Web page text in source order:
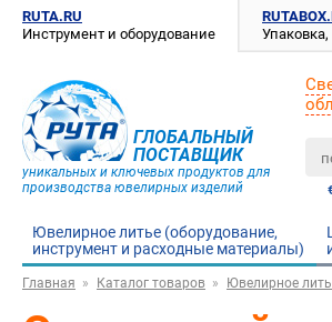
RUTA.RU
Инструмент и оборудование
ГЛОБАЛЬНЫЙ
ПОСТАВЩИК
уникальных и ключевых продуктов для
производства ювелирных изделий
Ювелирное литье (оборудование,
инструмент и расходные материалы)
Главная Каталог товаров Ювелирное